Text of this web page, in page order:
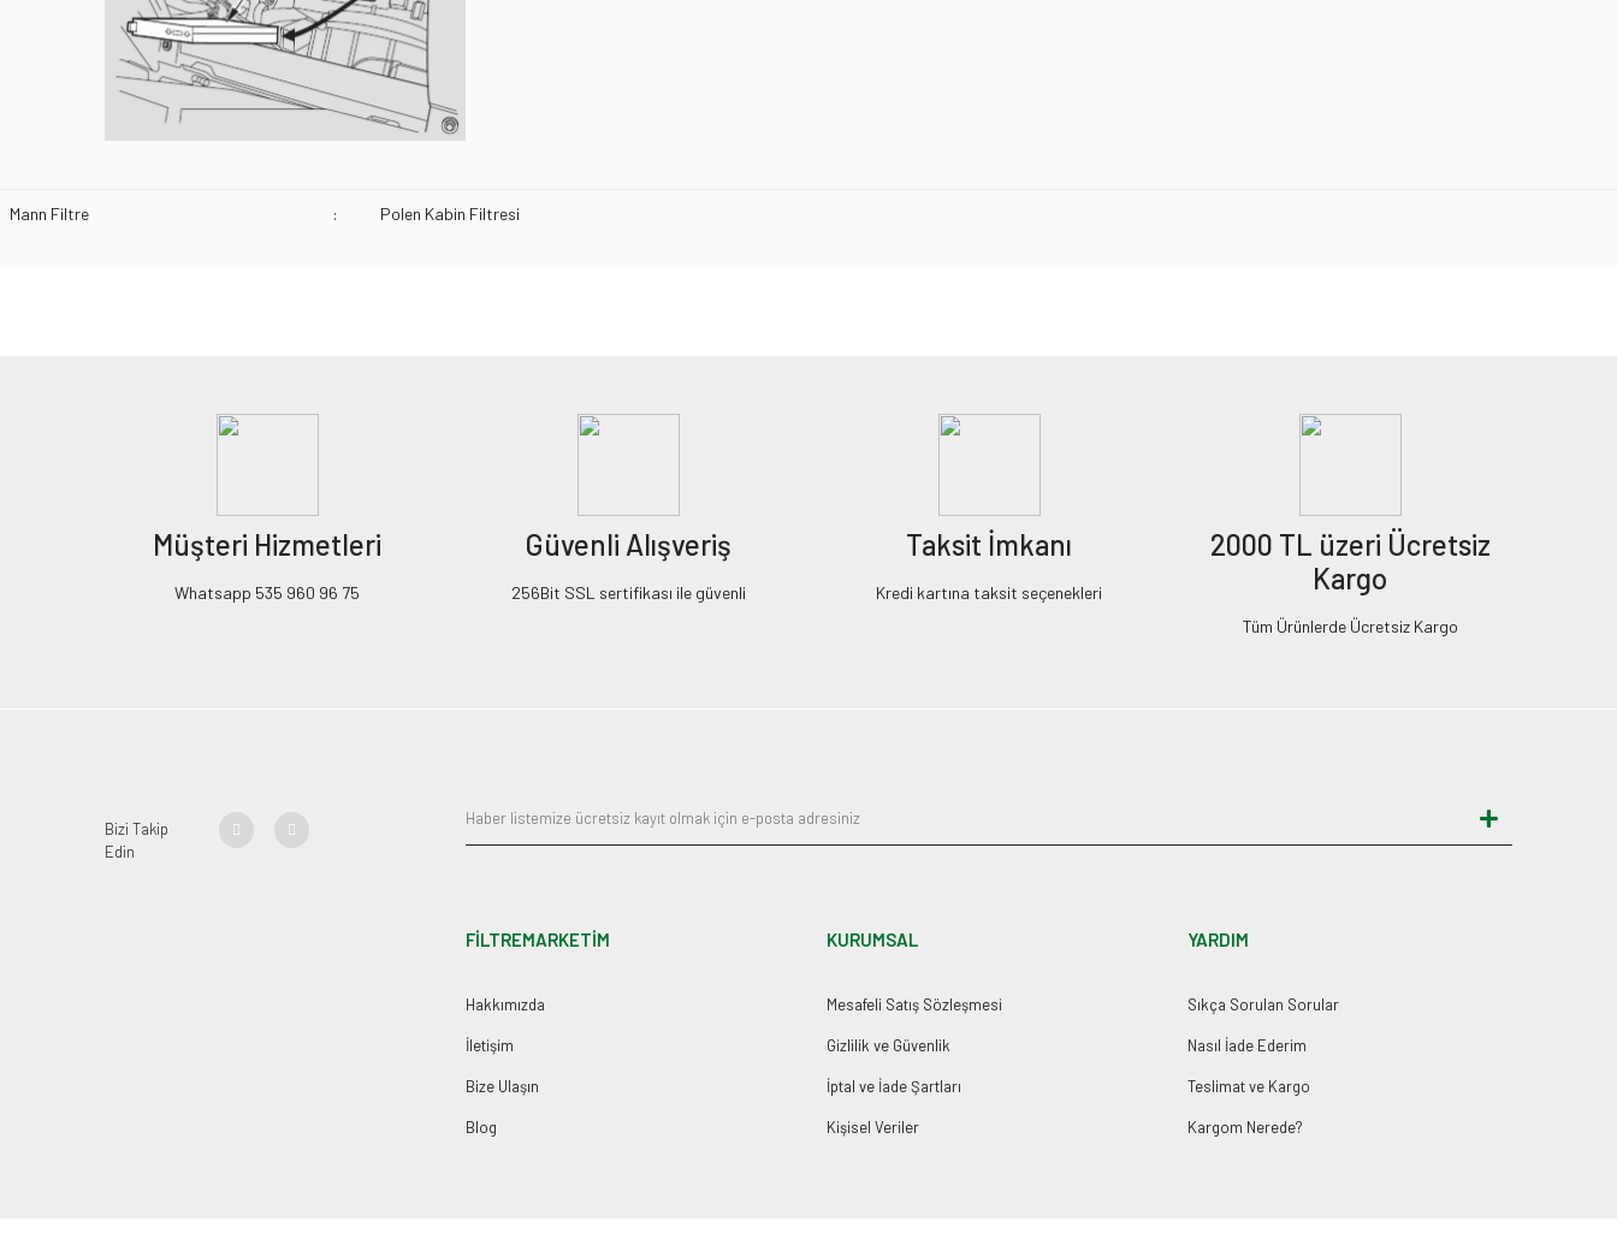
Mann Filtre : Polen Kabin Filtresi
Müşteri Hizmetleri
Whatsapp 535 960 96 75
Güvenli Alışveriş
256Bit SSL sertifikası ile güvenli
Taksit İmkanı
Kredi kartına taksit seçenekleri
2000 TL üzeri Ücretsiz
Kargo
Tüm Ürünlerde Ücretsiz Kargo
Bizi Takip
Edin
FİLTREMARKETİM
Hakkımızda
İletişim
Bize Ulaşın
Blog
KURUMSAL
Mesafeli Satış Sözleşmesi
Gizlilik ve Güvenlik
İptal ve İade Şartları
Kişisel Veriler
YARDIM
Sıkça Sorulan Sorular
Nasıl İade Ederim
Teslimat ve Kargo
Kargom Nerede?